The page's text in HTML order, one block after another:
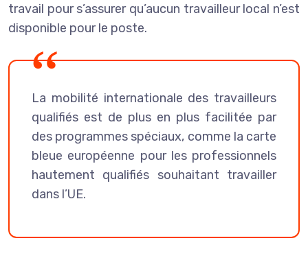
travail pour s’assurer qu’aucun travailleur local n’est
disponible pour le poste.
La mobilité internationale des travailleurs
qualifiés est de plus en plus facilitée par
des programmes spéciaux, comme la carte
bleue européenne pour les professionnels
hautement qualifiés souhaitant travailler
dans l’UE.